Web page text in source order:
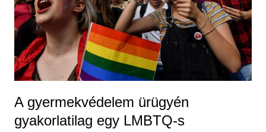
A gyermekvédelem ürügyén
gyakorlatilag egy LMBTQ-s